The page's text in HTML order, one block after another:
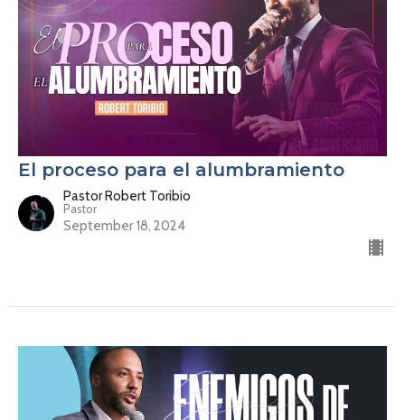
El proceso para el alumbramiento
Pastor Robert Toribio
Pastor
September 18, 2024